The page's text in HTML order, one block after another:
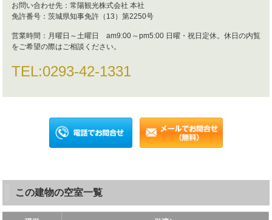
お問い合わせ先： 常陽観光株式会社 本社
免許番号： 茨城県知事免許（13）第2250号
営業時間： 月曜日～土曜日 am9:00～pm5:00 日曜・祝日定休。休日の内覧
をご希望の際はご相談ください。
TEL:0293-42-1331
この建物の空室一覧